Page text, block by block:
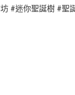
#迷你聖誕樹 #聖